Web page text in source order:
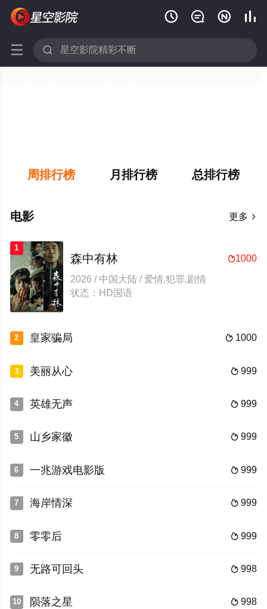
   
 
周排行榜 月排行榜 总排行榜
更多 
电影
1
1000
森中有林
2026 / 中国大陆 / 爱情,犯罪,剧情
状态：HD国语
2  1000
皇家骗局
3  999
美丽从心
4  999
英雄无声
5  999
山乡家徽
6  999
一兆游戏电影版
7  999
海岸情深
8  999
零零后
9  998
无路可回头
10  998
陨落之星